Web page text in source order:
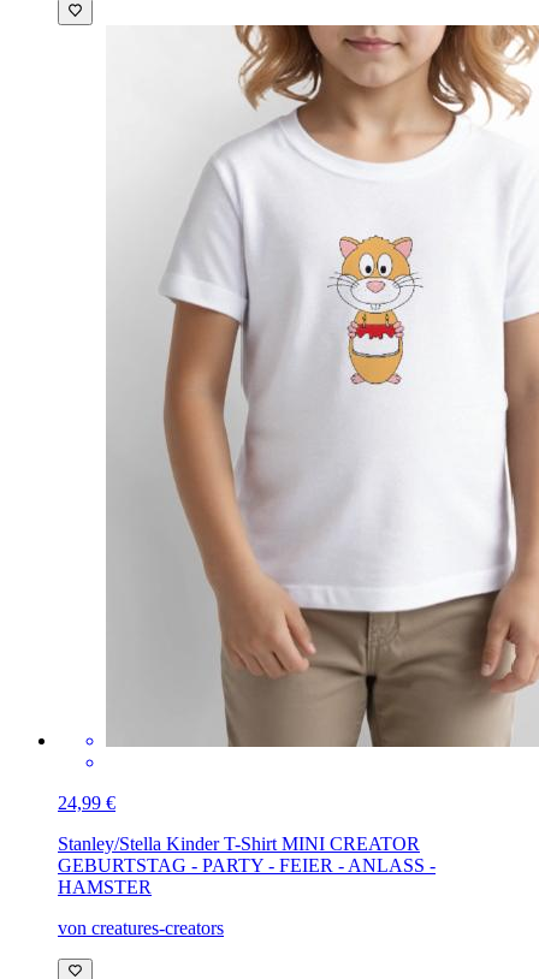
24,99 €
Stanley/Stella Kinder T-Shirt MINI CREATOR
GEBURTSTAG - PARTY - FEIER - ANLASS -
HAMSTER
von creatures-creators